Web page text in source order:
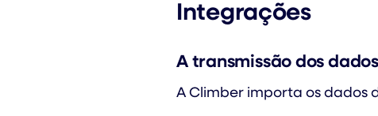
Integrações
A transmissão dos
A Climber importa os dados